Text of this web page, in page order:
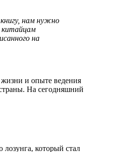
китайцам
на
жизни и опыте ведения
На сегодняшний
который стал